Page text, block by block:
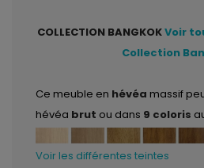
COLLECTION BANGKOKVoir
Collection
Ce meuble en hévéa massif
hévéa brut ou dans 9 coloris
Voir les différentes teintes